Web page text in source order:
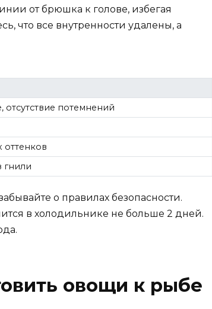
от брюшка к голове, избегая
что все внутренности удалены, а
отсутствие потемнений
оттенков
гнили
о правилах безопасности.
в холодильнике не больше 2 дней.
овощи к рыбе